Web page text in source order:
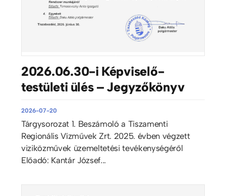
2026.06.30-i Képviselő-
testületi ülés – Jegyzőkönyv
2026-07-20
Tárgysorozat 1. Beszámoló a Tiszamenti
Regionális Vízművek Zrt. 2025. évben végzett
viziközművek üzemeltetési tevékenységéről
Előadó: Kantár József...